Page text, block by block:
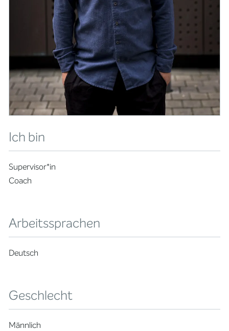
Ich bin
Supervisor*in
Coach
Arbeitssprachen
Deutsch
Geschlecht
Männlich